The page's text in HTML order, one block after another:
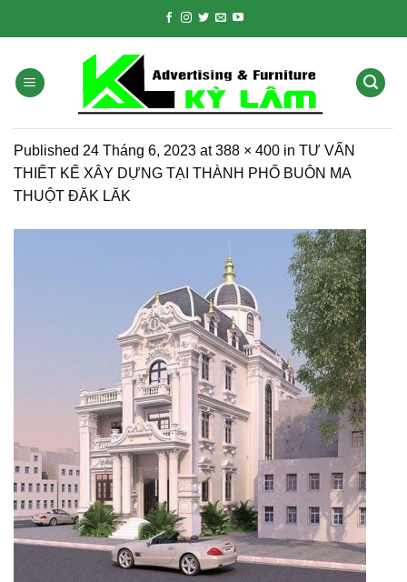
Published 24 Tháng 6, 2023 at388 × 400 in TƯ VẤN
THIẾT KẾ XÂY DỰNG TẠI THÀNH PHỐ BUÔN MA
THUỘT ĐĂK LĂK